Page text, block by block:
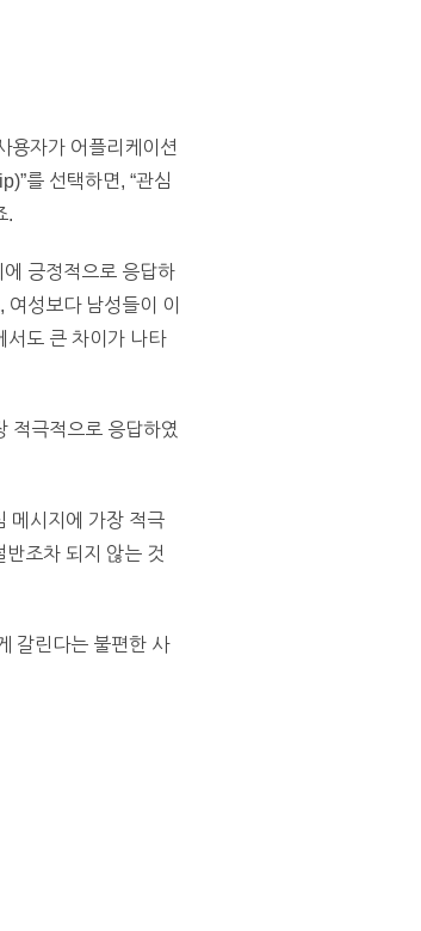
용자가 어플리케이션
를 선택하면, “관심
.
긍정적으로 응답하
성보다 남성들이 이
서도 큰 차이가 나타
적극적으로 응답하였
메시지에 가장 적극
조차 되지 않는 것
갈린다는 불편한 사